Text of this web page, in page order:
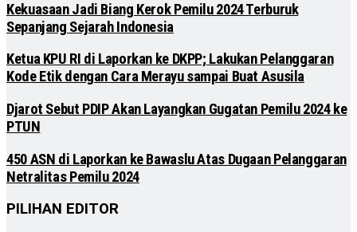
Kekuasaan Jadi Biang Kerok Pemilu 2024 Terburuk
Sepanjang Sejarah Indonesia
Ketua KPU RI di Laporkan ke DKPP; Lakukan Pelanggaran
Kode Etik dengan Cara Merayu sampai Buat Asusila
Djarot Sebut PDIP Akan Layangkan Gugatan Pemilu 2024 ke
PTUN
450 ASN di Laporkan ke Bawaslu Atas Dugaan Pelanggaran
Netralitas Pemilu 2024
PILIHAN EDITOR